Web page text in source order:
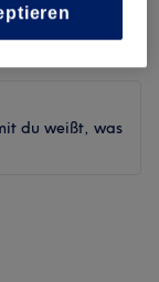
du weißt, was